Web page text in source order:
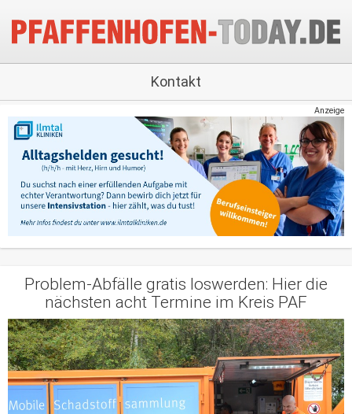
Kontakt
Anzeige
Problem-Abfälle gratis loswerden: Hier die
nächsten acht Termine im Kreis PAF